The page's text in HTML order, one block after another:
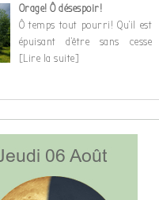
Orage! Ô désespoir!
Ô temps tout pourri! Qu’il est
épuisant d’être sans cesse
[Lire la suite]